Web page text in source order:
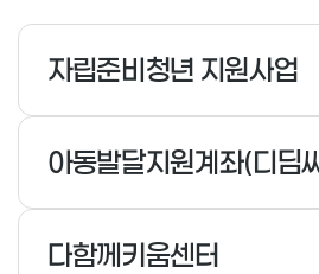
자립준비청년 지원사업
아동발달지원계좌(디딤
다함께키움센터